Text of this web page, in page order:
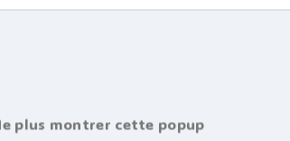
plus montrer cette popup